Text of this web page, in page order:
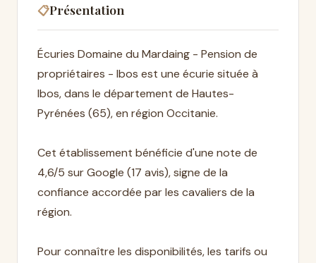
📋Présentation
Écuries Domaine du Mardaing - Pension de
propriétaires - Ibos est une écurie située à
Ibos, dans le département de Hautes-
Pyrénées (65), en région Occitanie.
Cet établissement bénéficie d'une note de
4,6/5 sur Google (17 avis), signe de la
confiance accordée par les cavaliers de la
région.
Pour connaître les disponibilités, les tarifs ou